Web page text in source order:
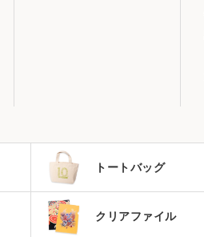
トートバッグ
クリアファイル